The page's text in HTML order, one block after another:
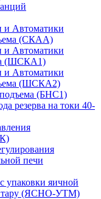
Автоматики
(СКАА)
Автоматики
(ШСКА1)
Автоматики
(ШСКА2)
подъема (БНС1)
резерва на токи 40-
печи
упаковки яичной
тару (ЯСНО-УТМ)